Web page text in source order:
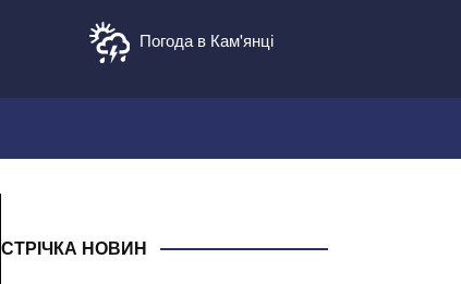
Погода в Кам'янці
СТРІЧКА НОВИН